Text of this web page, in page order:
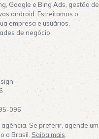
Google e Bing Ads, gestão de
android. Estreitamos o
empresa e usuários,
de negócio.
096
Se preferir, agende um
o Brasil. Saiba mais